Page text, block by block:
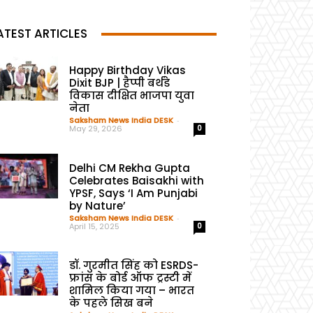
ARTICLES
Happy Birthday Vikas
Dixit BJP | हैप्पी बर्थडे
विकास दीक्षित भाजपा युवा
नेता
Saksham News India DESK -
May 29, 2026 0
Delhi CM Rekha Gupta
Celebrates Baisakhi with
YPSF, Says ‘I Am Punjabi
by Nature’
Saksham News India DESK -
April 15, 2025 0
डॉ. गुरमीत सिंह को ESRDS-
फ्रांस के बोर्ड ऑफ ट्रस्टी में
शामिल किया गया – भारत
के पहले सिख बने